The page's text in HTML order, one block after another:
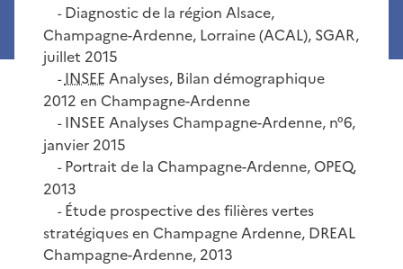
-Diagnostic de la région Alsace,
Champagne-Ardenne, Lorraine (ACAL), SGAR,
juillet 2015
- INSEE Analyses, Bilan démographique
2012 en Champagne-Ardenne
-INSEE Analyses Champagne-Ardenne, n°6,
janvier 2015
-Portrait de la Champagne-Ardenne, OPEQ,
2013
-Étude prospective des filières vertes
stratégiques en Champagne Ardenne, DREAL
Champagne-Ardenne, 2013